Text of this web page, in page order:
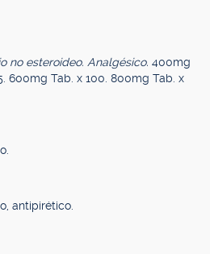
no esteroideo. Analgésico. 400mg
600mg Tab. x 100. 800mg Tab. x
antipirético.